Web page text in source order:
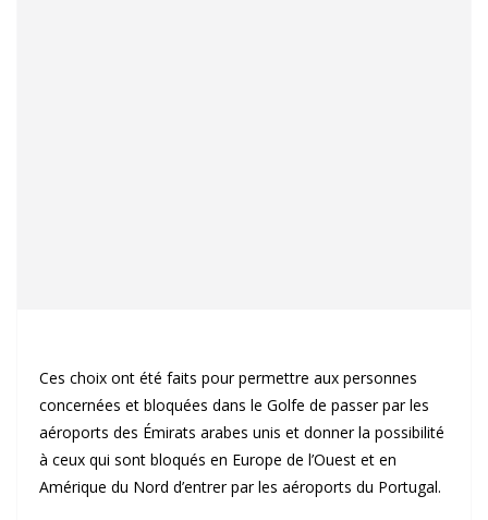
Ces choix ont été faits pour permettre aux personnes
concernées et bloquées dans le Golfe de passer par les
aéroports des Émirats arabes unis et donner la possibilité
à ceux qui sont bloqués en Europe de l’Ouest et en
Amérique du Nord d’entrer par les aéroports du Portugal.